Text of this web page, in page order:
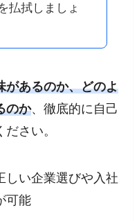
払拭しましょ
があるのか、どのよ
のか、徹底的に自己
さい。
しい企業選びや入社
可能